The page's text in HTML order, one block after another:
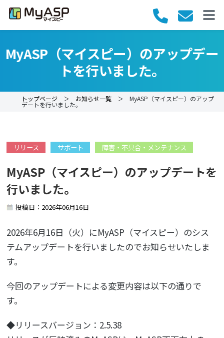
MyASP（マイスピー）のアップデー
トを行いました。
トップページ ＞ お知らせ一覧 ＞ MyASP（マイスピー）のアップ
デートを行いました。
リリース サポート 障害・不具合・メンテナンス
MyASP（マイスピー）のアップデートを
行いました。
投稿日：2026年06月16日
2026年6月16日（火）にMyASP（マイスピー）のシス
テムアップデートを行いましたのでお知らせいたしま
す。
今回のアップデートによる変更内容は以下の通りで
す。
◆リリースバージョン：2.5.38